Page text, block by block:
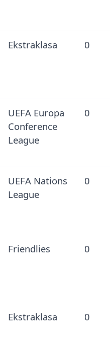
Ekstraklasa 0
UEFA Europa
Conference
League
0
UEFA Nations
League
0
Friendlies 0
Ekstraklasa 0